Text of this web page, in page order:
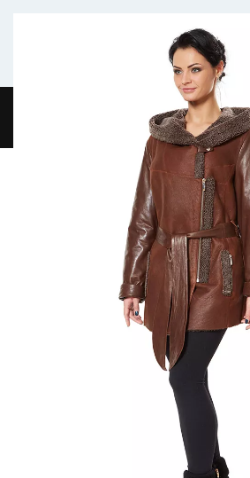
Комфортабельный микроавтобус
ГЛАВНАЯ